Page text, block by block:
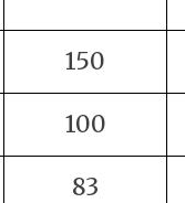
150
100
83